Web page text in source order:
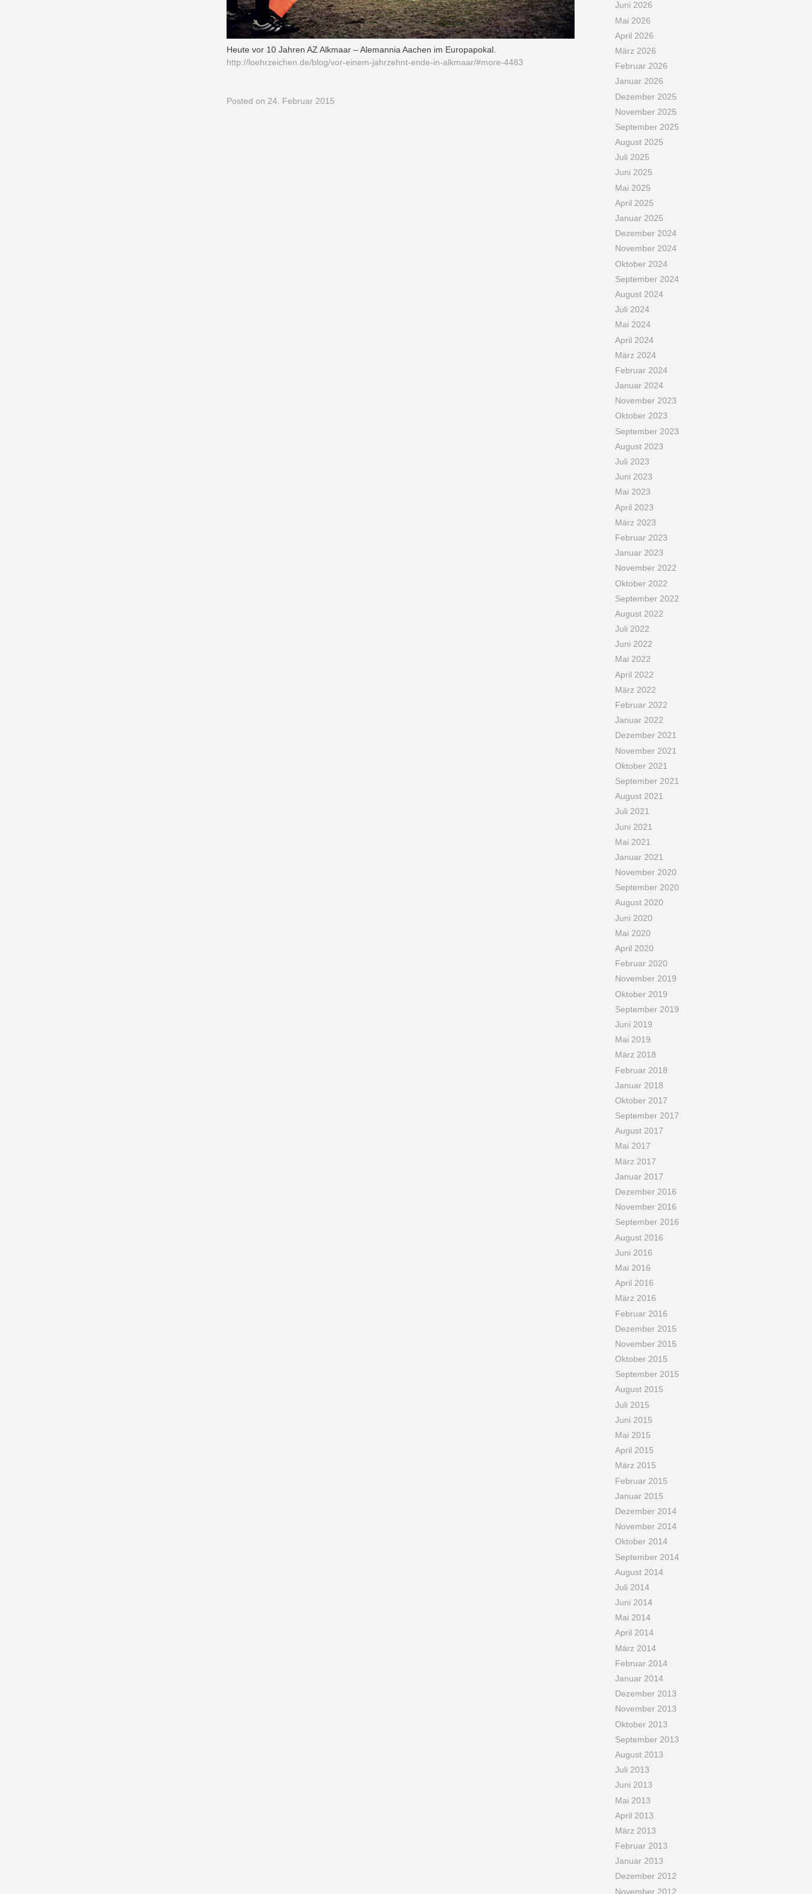
Heute vor 10 Jahren AZ Alkmaar – Alemannia Aachen im Europapokal.
http://loehrzeichen.de/blog/vor-einem-jahrzehnt-ende-in-alkmaar/#more-4483
Posted on 24. Februar 2015
Juni 2026
Mai 2026
April 2026
März 2026
Februar 2026
Januar 2026
Dezember 2025
November 2025
September 2025
August 2025
Juli 2025
Juni 2025
Mai 2025
April 2025
Januar 2025
Dezember 2024
November 2024
Oktober 2024
September 2024
August 2024
Juli 2024
Mai 2024
April 2024
März 2024
Februar 2024
Januar 2024
November 2023
Oktober 2023
September 2023
August 2023
Juli 2023
Juni 2023
Mai 2023
April 2023
März 2023
Februar 2023
Januar 2023
November 2022
Oktober 2022
September 2022
August 2022
Juli 2022
Juni 2022
Mai 2022
April 2022
März 2022
Februar 2022
Januar 2022
Dezember 2021
November 2021
Oktober 2021
September 2021
August 2021
Juli 2021
Juni 2021
Mai 2021
Januar 2021
November 2020
September 2020
August 2020
Juni 2020
Mai 2020
April 2020
Februar 2020
November 2019
Oktober 2019
September 2019
Juni 2019
Mai 2019
März 2018
Februar 2018
Januar 2018
Oktober 2017
September 2017
August 2017
Mai 2017
März 2017
Januar 2017
Dezember 2016
November 2016
September 2016
August 2016
Juni 2016
Mai 2016
April 2016
März 2016
Februar 2016
Dezember 2015
November 2015
Oktober 2015
September 2015
August 2015
Juli 2015
Juni 2015
Mai 2015
April 2015
März 2015
Februar 2015
Januar 2015
Dezember 2014
November 2014
Oktober 2014
September 2014
August 2014
Juli 2014
Juni 2014
Mai 2014
April 2014
März 2014
Februar 2014
Januar 2014
Dezember 2013
November 2013
Oktober 2013
September 2013
August 2013
Juli 2013
Juni 2013
Mai 2013
April 2013
März 2013
Februar 2013
Januar 2013
Dezember 2012
November 2012